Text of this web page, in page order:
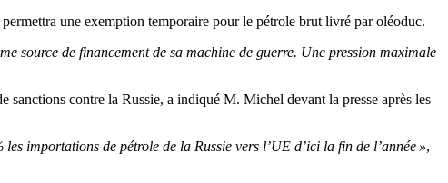
une exemption temporaire pour le pétrole brut livré par oléoduc.
source de financement de sa machine de guerre. Une pression maximale
sanctions contre la Russie, a indiqué M. Michel devant la presse après les
importations de pétrole de la Russie vers l’UE d’ici la fin de l’année »,